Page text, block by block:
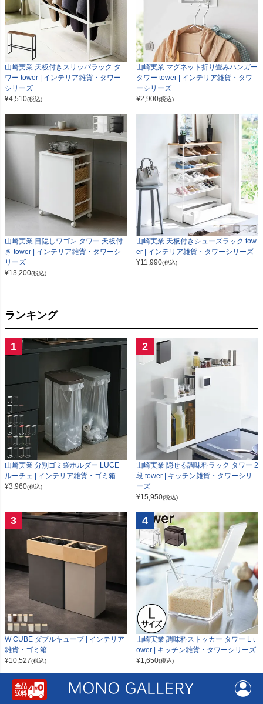
山崎実業 天板付きスリッパラック タ
ワー tower | インテリア雑貨・タワー
シリーズ
¥4,510(税込)
山崎実業 マグネット折り畳みハンガー
タワー tower | インテリア雑貨・タワ
ーシリーズ
¥2,900(税込)
山崎実業 目隠しワゴン タワー 天板付
き tower | インテリア雑貨・タワーシ
リーズ
¥13,200(税込)
山崎実業 天板付きシューズラック tow
er | インテリア雑貨・タワーシリーズ
¥11,990(税込)
ランキング
1
山崎実業 分別ゴミ袋ホルダー LUCE
ルーチェ | インテリア雑貨・ゴミ箱
¥3,960(税込)
2
山崎実業 隠せる調味料ラック タワー 2
段 tower | キッチン雑貨・タワーシリ
ーズ
¥15,950(税込)
3
W CUBE ダブルキューブ | インテリア
雑貨・ゴミ箱
¥10,527(税込)
4
山崎実業 調味料ストッカー タワー L t
ower | キッチン雑貨・タワーシリーズ
¥1,650(税込)
5 6